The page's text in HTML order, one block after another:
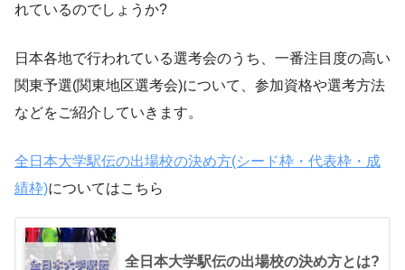
れているのでしょうか?
日本各地で行われている選考会のうち、一番注目度の高い
関東予選(関東地区選考会)について、参加資格や選考方法
などをご紹介していきます。
全日本大学駅伝の出場校の決め方(シード枠・代表枠・成
績枠)についてはこちら
全日本大学駅伝の出場校の決め方とは?